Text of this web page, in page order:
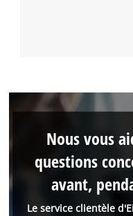
Le service clientèle
Nous vous
questions
avant,